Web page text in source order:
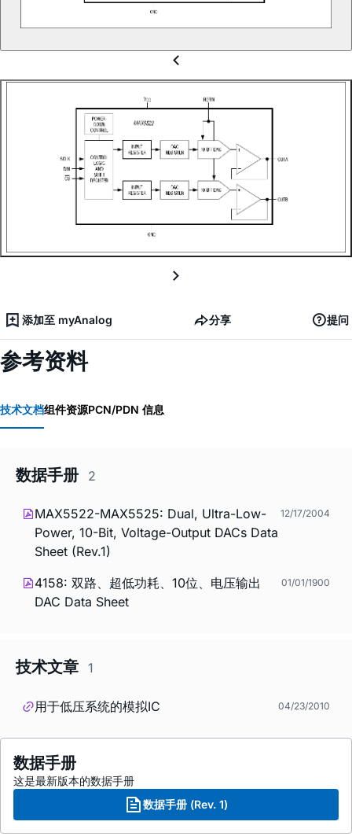
添加至 myAnalog 分享 提问
参考资料
技术文档组件资源PCN/PDN 信息
数据手册 2
MAX5522-MAX5525: Dual, Ultra-Low-
Power, 10-Bit, Voltage-Output DACs Data
Sheet (Rev.1)
12/17/2004
4158: 双路、超低功耗、10位、电压输出
DAC Data Sheet
01/01/1900
技术文章 1
用于低压系统的模拟IC 04/23/2010
数据手册
这是最新版本的数据手册
数据手册 (Rev. 1)